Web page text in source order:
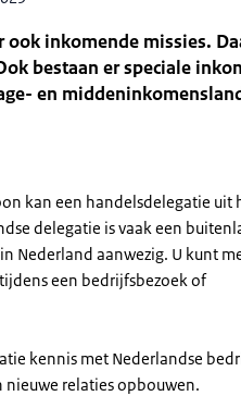
ook inkomende missies.
bestaan er speciale
en
kan een handelsdelegatie uit
delegatie is vaak een
Nederland aanwezig. U kunt
een bedrijfsbezoek of
kennis met Nederlandse
nieuwe relaties opbouwen.